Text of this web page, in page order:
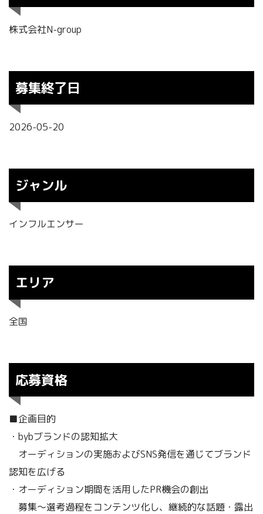
株式会社N-group
募集終了日
2026-05-20
ジャンル
インフルエンサー
エリア
全国
応募資格
■企画目的
・bybブランドの認知拡大
オーディションの実施およびSNS発信を通じてブランド
認知を広げる
・オーディション期間を活用したPR機会の創出
募集〜選考過程をコンテンツ化し、継続的な話題・露出